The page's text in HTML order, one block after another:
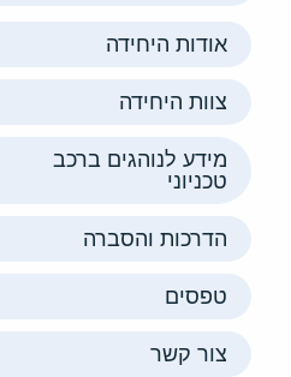
אודות היחידה
צוות היחידה
מידע לנוהגים ברכב
טכניוני
הדרכות והסברה
טפסים
צור קשר